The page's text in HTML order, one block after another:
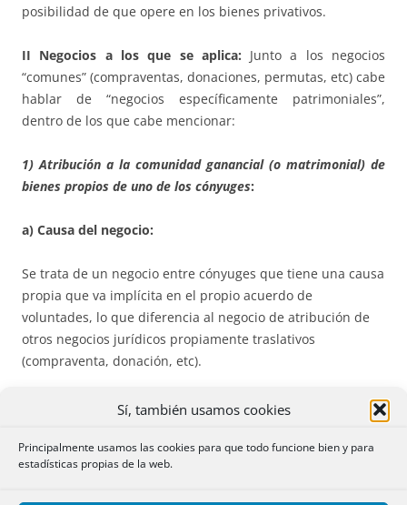
Sí, también usamos cookies
Principalmente usamos las cookies para que todo funcione bien y para
estadísticas propias de la web.
posibilidad de que opere en los bienes privativos.
II Negocios a los que se aplica: Junto a los negocios
“comunes” (compraventas, donaciones, permutas, etc) cabe
hablar de “negocios específicamente patrimoniales”,
dentro de los que cabe mencionar:
1) Atribución a la comunidad ganancial (o matrimonial) de
bienes propios de uno de los cónyuges:
a) Causa del negocio:
Se trata de un negocio entre cónyuges que tiene una causa
propia que va implícita en el propio acuerdo de
voluntades, lo que diferencia al negocio de atribución de
otros negocios jurídicos propiamente traslativos
(compraventa, donación, etc).
La causa negocial en estos casos es una “causa
matrimonii”, consistente en someter el bien atribuido a un
régimen especial de administración, disposición,
liquidación y aprovechamiento en general, en beneficio del